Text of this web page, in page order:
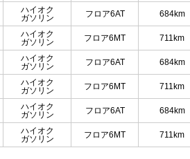
ハイオク
ガソリン
フロア6AT 684km
ハイオク
ガソリン
フロア6MT 711km
ハイオク
ガソリン
フロア6AT 684km
ハイオク
ガソリン
フロア6MT 711km
ハイオク
ガソリン
フロア6AT 684km
ハイオク
ガソリン
フロア6MT 711km